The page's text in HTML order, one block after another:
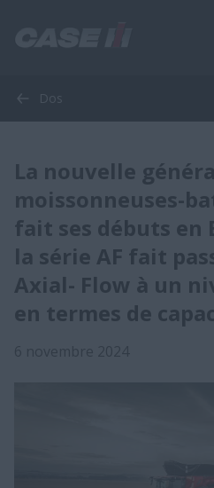
Dos
La nouvelle
moissonneuses-
fait ses débuts en
la série AF fait
Axial- Flow à un
en termes de